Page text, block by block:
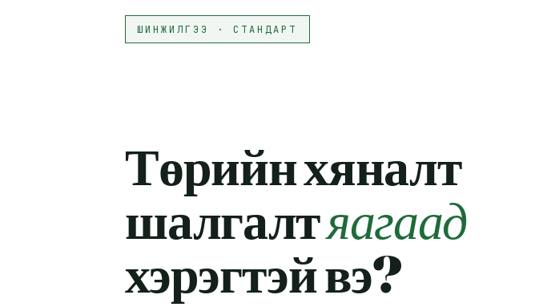
ШИНЖИЛГЭЭ · СТАНДАРТ
Төрийн хяналт
шалгалтяагаад
хэрэгтэй вэ?